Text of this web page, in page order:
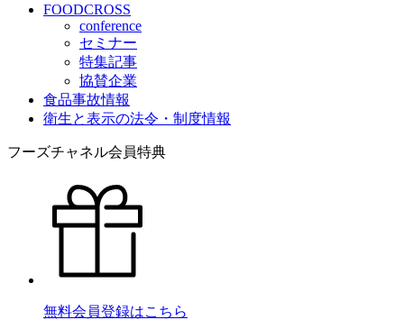
FOODCROSS
conference
セミナー
特集記事
協賛企業
食品事故情報
衛生と表示の法令・制度情報
フーズチャネル会員特典
無料会員登録はこちら